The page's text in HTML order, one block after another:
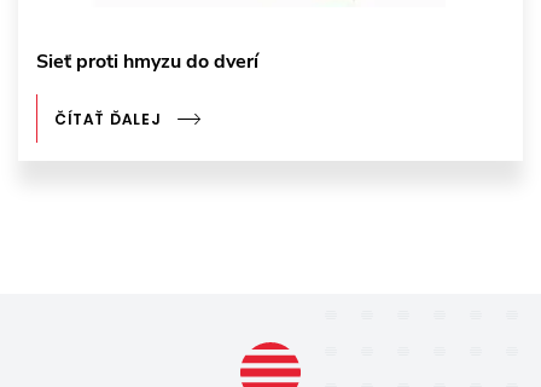
Sieť proti hmyzu do dverí
ČÍTAŤ ĎALEJ